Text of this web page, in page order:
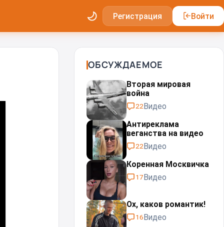
Регистрация Войти
ОБСУЖДАЕМОЕ
Вторая мировая
война
22Видео
Антиреклама
веганства на видео
22Видео
Коренная Москвичка
17Видео
Ох, каков романтик!
16Видео